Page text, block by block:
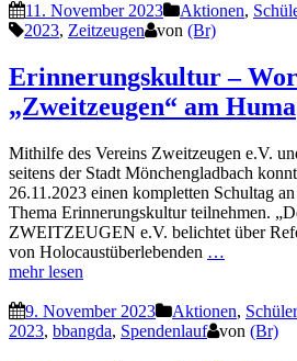
11. November 2023 Aktionen,
2023, Zeitzeugen von (Br)
Erinnerungskultur –
„Zweitzeugen“ am Huma
Mithilfe des Vereins Zweitzeugen e.V.
seitens der Stadt Mönchengladbach
26.11.2023 einen kompletten Schultag
Thema Erinnerungskultur teilnehmen.
ZWEITZEUGEN e.V. belichtet über
von Holocaustüberlebenden …
mehr lesen
9. November 2023 Aktionen,
2023, bbangda, Spendenlauf von (Br)